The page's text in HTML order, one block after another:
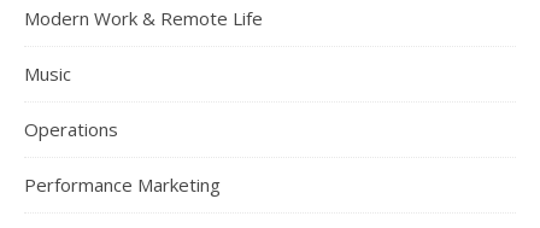
Modern Work & Remote Life
Music
Operations
Performance Marketing